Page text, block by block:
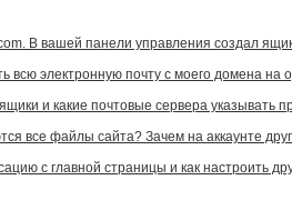
В вашей панели управления создал
всю электронную почту с моего домена на
и какие почтовые сервера указывать
все файлы сайта? Зачем на аккаунте
с главной страницы и как настроить